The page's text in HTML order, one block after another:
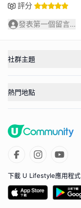
評分
發表第一個留言...
社群主題
熱門地點
下載 U Lifestyle應用程式